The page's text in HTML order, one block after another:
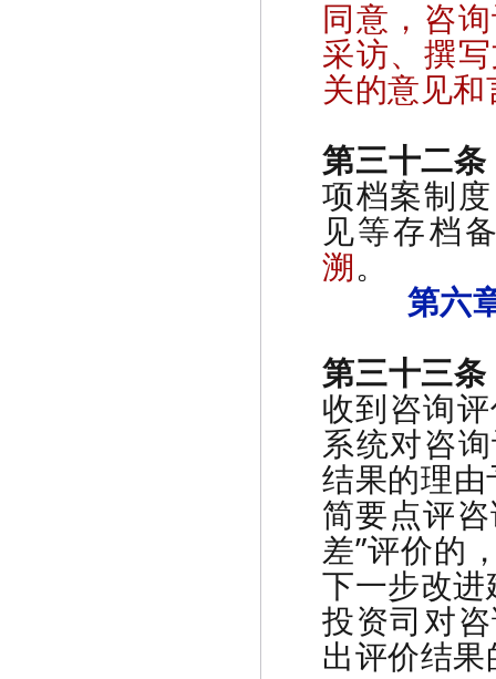
同意，咨
采访、撰
关的意见和
第三十二条
项档案制
见等存档
溯。
第六
第三十三条
收到咨询
系统对咨
结果的理由
简要点评
差”评价的
下一步改进
投资司对
出评价结